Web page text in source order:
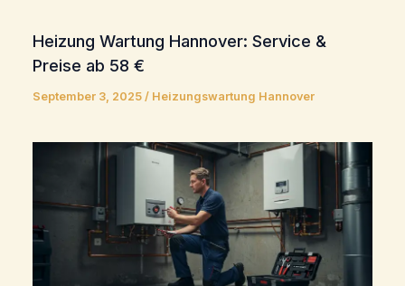
Heizung Wartung Hannover: Service &
Preise ab 58 €
September 3, 2025/ Heizungswartung Hannover